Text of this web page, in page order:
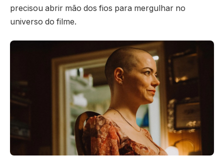
precisou abrir mão dos fios para mergulhar no
universo do filme.